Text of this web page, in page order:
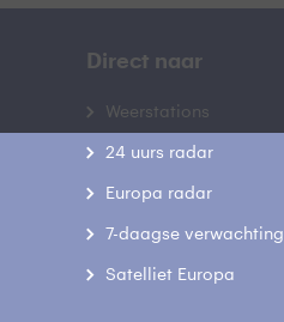
Direct naar
Weerstations
24 uurs radar
Europa radar
7-daagse verwachting
Satelliet Europa